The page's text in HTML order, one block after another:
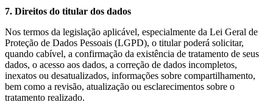
7. Direitos do titular dos dados
Nos termos da legislação aplicável, especialmente da Lei Geral de
Proteção de Dados Pessoais (LGPD), o titular poderá solicitar,
quando cabível, a confirmação da existência de tratamento de seus
dados, o acesso aos dados, a correção de dados incompletos,
inexatos ou desatualizados, informações sobre compartilhamento,
bem como a revisão, atualização ou esclarecimentos sobre o
tratamento realizado.